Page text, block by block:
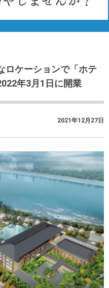
ロケーションで「ホテ
年3月1日に開業
2021年12月27日